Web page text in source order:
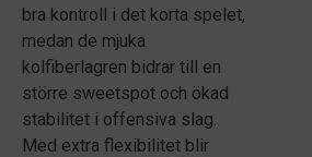
bra kontroll i det korta spelet,
medan de mjuka
kolfiberlagren bidrar till en
större sweetspot och ökad
stabilitet i offensiva slag.
Med extra flexibilitet blir